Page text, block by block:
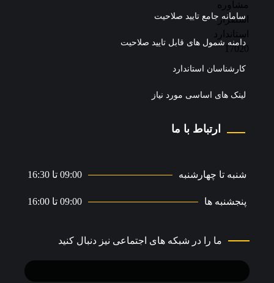
سامانه جامع تایید صلاحیت
دامنه شمول های قابل تایید صلاحیت
کارشناسان استاندارد
لینک های اساسی مورد نیاز
ارتباط با ما
شنبه تا چهارشنبه 09:00 تا 16:30
پنجشنبه ها 09:00 تا 16:00
ما را در شبکه های اجتماعی نیز دنبال کنید